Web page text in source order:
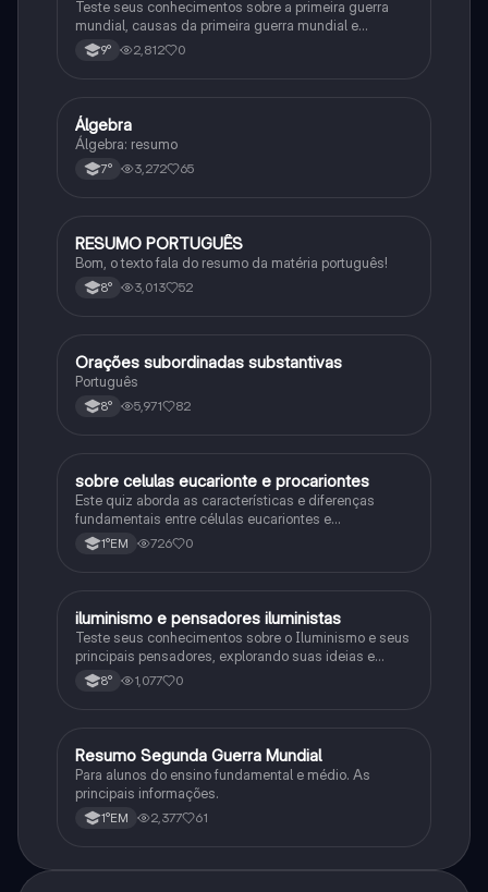
Teste seus conhecimentos sobre a primeira guerra
mundial, causas da primeira guerra mundial e
consequências da Primeira Guerra Mundial, fases da
primeira guerra mundial
9° 2,812 0
Matematica
Álgebra
Álgebra: resumo
7° 3,272 65
Português
RESUMO PORTUGUÊS
Bom, o texto fala do resumo da matéria português!
8° 3,013 52
Português
Orações subordinadas substantivas
Português
8° 5,971 82
Biologia
sobre celulas eucarionte e procariontes
Este quiz aborda as características e diferenças
fundamentais entre células eucariontes e
procariontes.
1°EM 726 0
História
iluminismo e pensadores iluministas
Teste seus conhecimentos sobre o Iluminismo e seus
principais pensadores, explorando suas ideias e
impacto histórico.
8° 1,077 0
História
Resumo Segunda Guerra Mundial
Para alunos do ensino fundamental e médio. As
principais informações.
1°EM 2,377 61